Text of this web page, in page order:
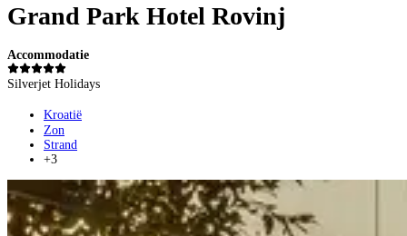
Grand Park Hotel Rovinj
Accommodatie
Silverjet Holidays
Kroatië
Zon
Strand
+3